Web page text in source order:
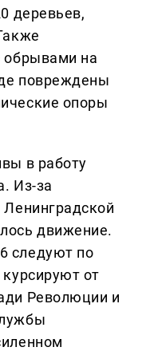
деревьев,
обрывами на
повреждены
опоры
в работу
Из-за
движение.
следуют по
от
Революции и